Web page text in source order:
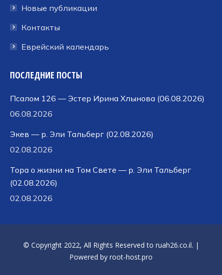
Новые публикации
Контакты
Еврейский календарь
ПОСЛЕДНИЕ ПОСТЫ
Псалом 126 — Эстер Ирина Хлынова (06.08.2026)
06.08.2026
Экев — р. Эли Тальберг (02.08.2026)
02.08.2026
Тора о жизни на Том Свете — р. Эли Тальберг
(02.08.2026)
02.08.2026
© Copyright 2022, All Rights Reserved to ruah26.co.il. |
Powered by root-host.pro